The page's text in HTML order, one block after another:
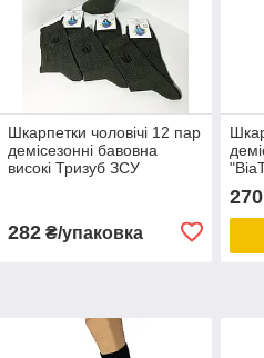
Шкарпетки чоловічі 12 пар
демісезонні бавовна
високі Тризуб ЗСУ
282₴/упаковка
270